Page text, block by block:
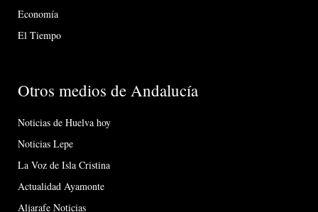
Economía
El Tiempo
Otros medios de Andalucía
Noticias de Huelva hoy
Noticias Lepe
La Voz de Isla Cristina
Actualidad Ayamonte
Aljarafe Noticias